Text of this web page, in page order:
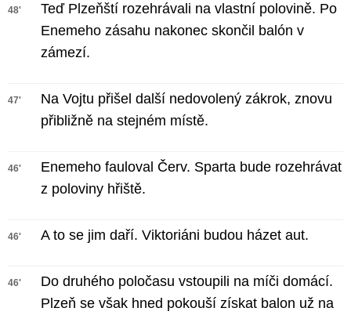
48'
Teď Plzeňští rozehrávali na vlastní polovině. Po
Enemeho zásahu nakonec skončil balón v
zámezí.
47'
Na Vojtu přišel další nedovolený zákrok, znovu
přibližně na stejném místě.
46'
Enemeho fauloval Červ. Sparta bude rozehrávat
z poloviny hřiště.
46' A to se jim daří. Viktoriáni budou házet aut.
46'
Do druhého poločasu vstoupili na míči domácí.
Plzeň se však hned pokouší získat balon už na